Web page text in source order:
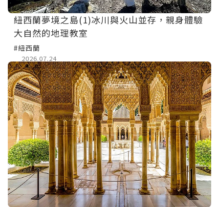
紐西蘭夢境之島(1)冰川與火山並存，親身體驗
大自然的地理教室
#紐西蘭
2026.07.24